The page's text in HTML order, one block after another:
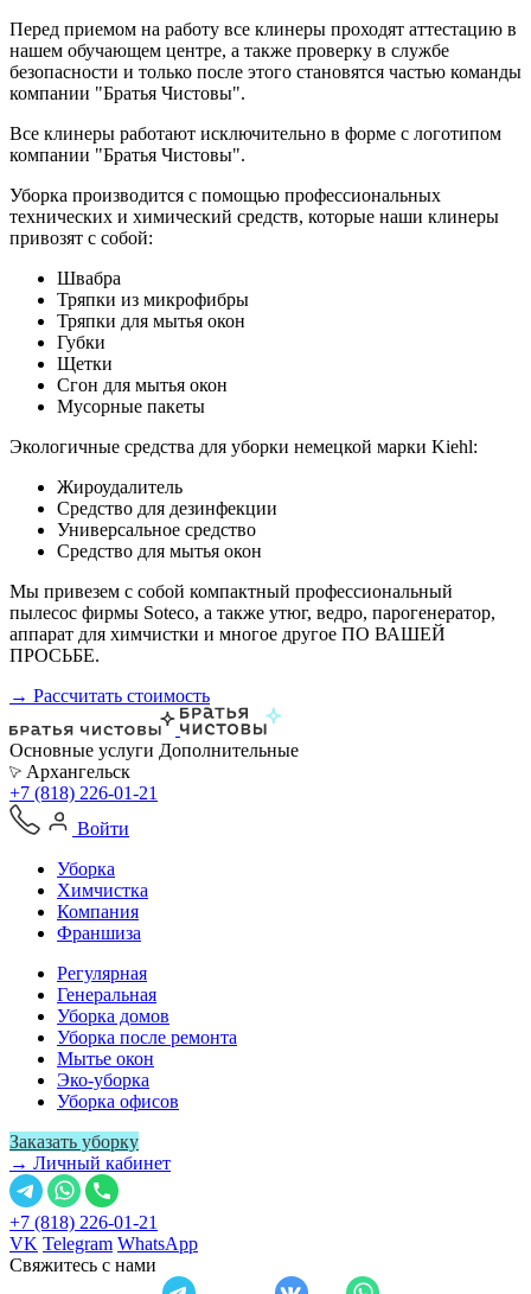
Перед приемом на работу все клинеры проходят аттестацию в
нашем обучающем центре, а также проверку в службе
безопасности и только после этого становятся частью команды
компании "Братья Чистовы".
Все клинеры работают исключительно в форме с логотипом
компании "Братья Чистовы".
Уборка производится с помощью профессиональных
технических и химический средств, которые наши клинеры
привозят с собой:
Швабра
Тряпки из микрофибры
Тряпки для мытья окон
Губки
Щетки
Сгон для мытья окон
Мусорные пакеты
Экологичные средства для уборки немецкой марки Kiehl:
Жироудалитель
Средство для дезинфекции
Универсальное средство
Средство для мытья окон
Мы привезем с собой компактный профессиональный
пылесос фирмы Soteco, а также утюг, ведро, парогенератор,
аппарат для химчистки и многое другое ПО ВАШЕЙ
ПРОСЬБЕ.
→ Рассчитать стоимость
Основные услуги Дополнительные
Архангельск
+7 (818) 226-01-21
Войти
Уборка
Химчистка
Компания
Франшиза
Регулярная
Генеральная
Уборка домов
Уборка после ремонта
Мытье окон
Эко-уборка
Уборка офисов
Заказать уборку
→ Личный кабинет
+7 (818) 226-01-21
VK Telegram WhatsApp
Свяжитесь с нами